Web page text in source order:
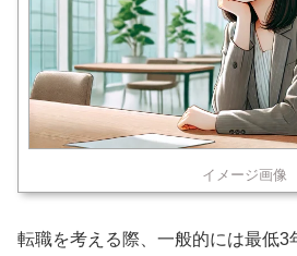
イメージ画像
転職を考える際、一般的には最低3